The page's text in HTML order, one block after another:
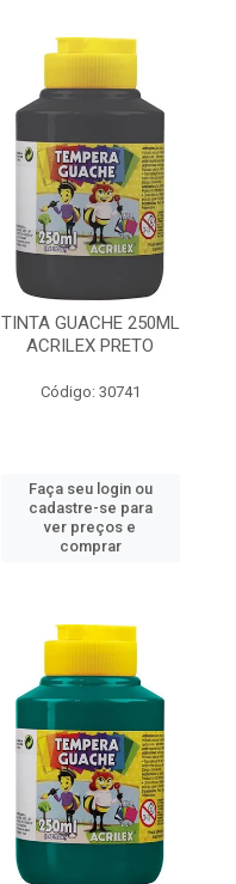
TINTA GUACHE 250ML
ACRILEX PRETO
Código: 30741
Faça seu login ou
cadastre-se para
ver preços e
comprar